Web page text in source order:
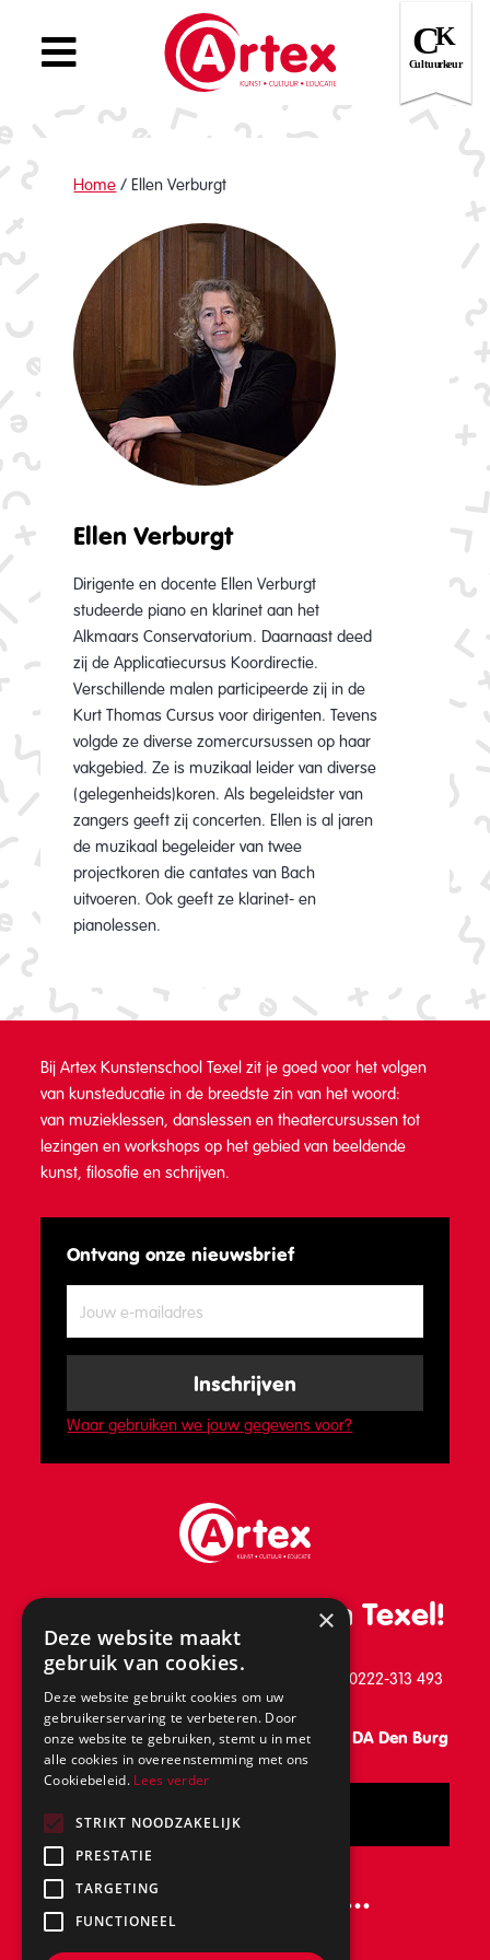
Home /Ellen Verburgt
Ellen Verburgt
Dirigente en docente Ellen Verburgt
studeerde piano en klarinet aan het
Alkmaars Conservatorium. Daarnaast deed
zij de Applicatiecursus Koordirectie.
Verschillende malen participeerde zij in de
Kurt Thomas Cursus voor dirigenten. Tevens
volgde ze diverse zomercursussen op haar
vakgebied. Ze is muzikaal leider van diverse
(gelegenheids)koren. Als begeleidster van
zangers geeft zij concerten. Ellen is al jaren
de muzikaal begeleider van twee
projectkoren die cantates van Bach
uitvoeren. Ook geeft ze klarinet- en
pianolessen.
Bij Artex Kunstenschool Texel zit je goed voor het volgen
van kunsteducatie in de breedste zin van het woord:
van muzieklessen, danslessen en theatercursussen tot
lezingen en workshops op het gebied van beeldende
kunst, filosofie en schrijven.
Ontvang onze nieuwsbrief
Waar gebruiken we jouw gegevens voor?
De leukste school van Texel!
Schilderend 39, 1791 BB Den Burg, telefoon: 0222-313 493
Vanaf 31 augustus: Keesomlaan 15, 1791 DA Den Burg
Bel
Volg ons ook op...
×
Deze website maakt
gebruik van cookies.
Deze website gebruikt cookies om uw
gebruikerservaring te verbeteren. Door
onze website te gebruiken, stemt u in met
alle cookies in overeenstemming met ons
Cookiebeleid. Lees verder
STRIKT NOODZAKELIJK
PRESTATIE
TARGETING
FUNCTIONEEL